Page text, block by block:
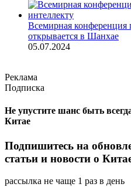
Всемирная конференция
открывается в Шанхае
05.07.2024
Реклама
Подписка
Не упустите шанс быть
Китае
Подпишитесь на
статьи и новости о
рассылка не чаще 1 раз в день